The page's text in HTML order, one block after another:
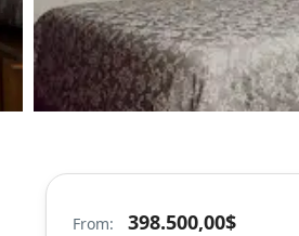
From: 398.500,00$